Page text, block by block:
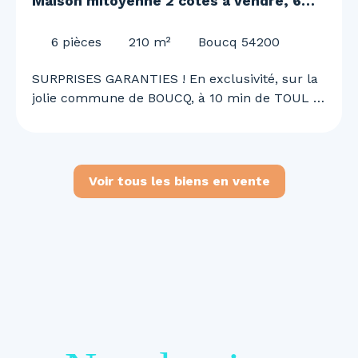
6 pièces 210 m² Boucq 54200
SURPRISES GARANTIES ! En exclusivité, sur la
jolie commune de BOUCQ, à 10 min de TOUL et
rénovée en 2022 ! 4 chambres, garage double,
piscine, panneaux solaire.. et bien d'autre à
Voir tous les biens en vente